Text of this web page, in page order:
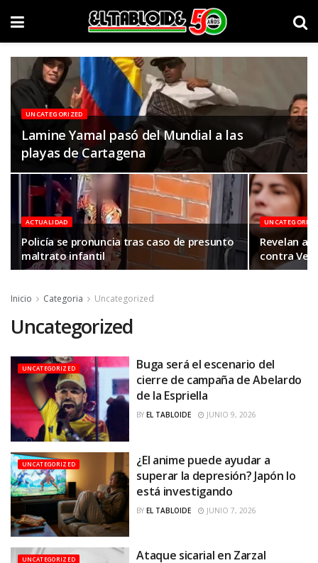
UNCATEGORIZED
Lamine Yamal pasó del Mundial a las
playas de Cartagena
ACTUALIDAD
Policía se pronuncia tras caso de presunto
maltrato infantil
Revelan
contra
Inicio Categoria Uncategorized
Uncategorized
UNCATEGORIZED
Buga será el escenario del
cierre de campaña de Abelardo
de la Espriella
BY EL TABLOIDE JUNIO 9, 2026
UNCATEGORIZED
¿El anime puede ayudar a
superar la depresión? Japón lo
está investigando
BY EL TABLOIDE JUNIO 7, 2026
UNCATEGORIZED
Ataque sicarial en Zarzal